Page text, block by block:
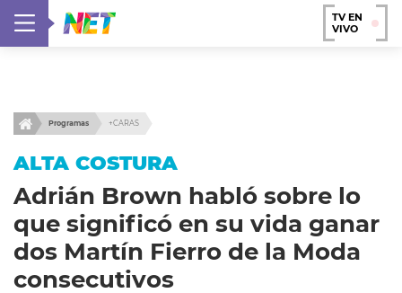
TV EN
VIVO
Programas +CARAS
ALTA COSTURA
Adrián Brown habló sobre lo
que significó en su vida ganar
dos Martín Fierro de la Moda
consecutivos